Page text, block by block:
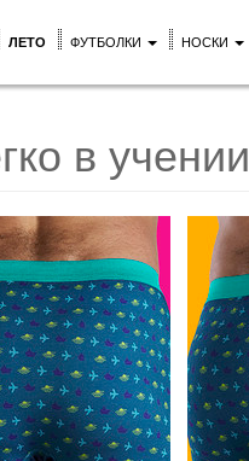
ЛЕТО ФУТБОЛКИ НОСКИ
в учении